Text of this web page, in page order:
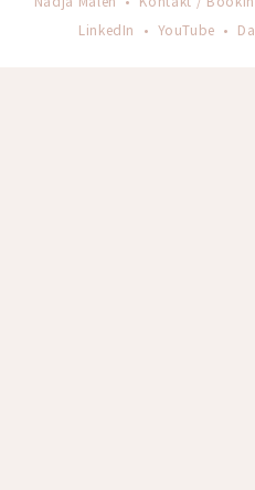
LinkedIn
• YouTube •